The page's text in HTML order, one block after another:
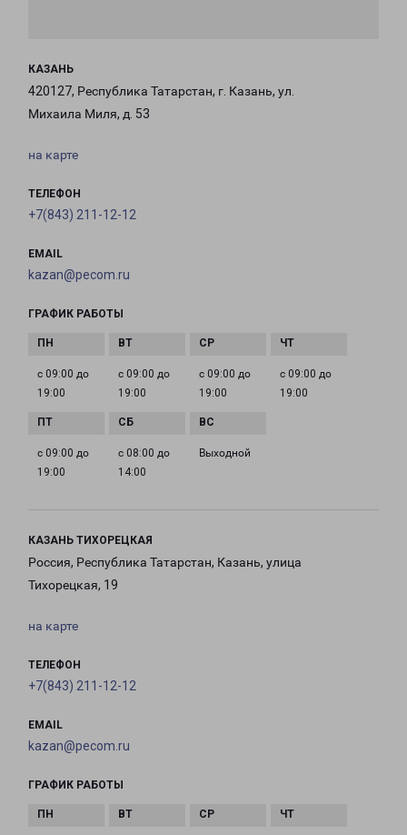
КАЗАНЬ
420127, Республика Татарстан, г. Казань, ул.
Михаила Миля, д. 53
на карте
ТЕЛЕФОН
+7(843) 211-12-12
EMAIL
kazan@pecom.ru
ГРАФИК РАБОТЫ
с 09:00 до
19:00
с 09:00 до
19:00
с 09:00 до
19:00
с 09:00 до
19:00
с 09:00 до
19:00
с 08:00 до
14:00
Выходной
КАЗАНЬ ТИХОРЕЦКАЯ
Россия, Республика Татарстан, Казань, улица
Тихорецкая, 19
на карте
ТЕЛЕФОН
+7(843) 211-12-12
EMAIL
kazan@pecom.ru
ГРАФИК РАБОТЫ